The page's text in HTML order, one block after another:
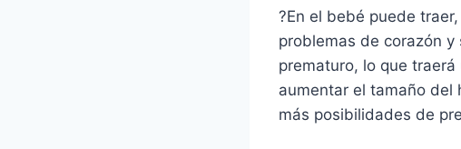
?En el bebé puede
problemas de corazón
prematuro, lo que
aumentar el tamaño del
más posibilidades de